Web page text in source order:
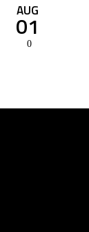
AUG
01
0